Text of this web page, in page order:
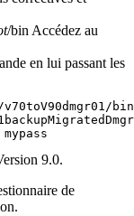
/bin Accédez au
en lui passant les
mypass
9.0.
de